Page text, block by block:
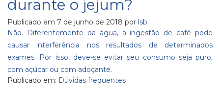
durante o jejum?
Publicado em 7 de junho de 2018 por lsb.
Não. Diferentemente da água, a ingestão de café pode
causar interferência nos resultados de determinados
exames. Por isso, deve-se evitar seu consumo seja puro,
com açúcar ou com adoçante.
Publicado em: Dúvidas frequentes